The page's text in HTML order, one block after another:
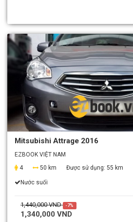
Mitsubishi Attrage 2016
EZBOOK VIỆT NAM
4
50 km Được sử dụng: 55 km
Nước suối
1,440,000 VND -7%
1,340,000 VND